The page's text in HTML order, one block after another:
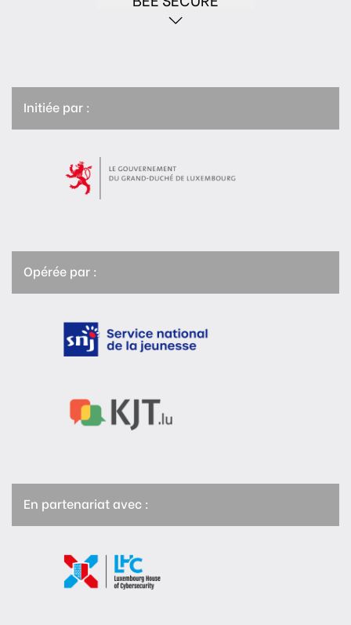
Initiée par :
Opérée par :
En partenariat avec :